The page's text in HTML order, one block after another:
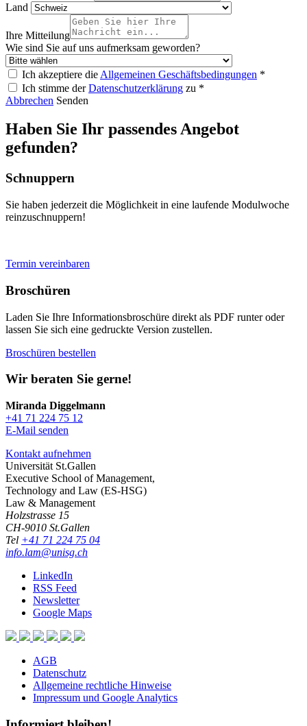
Land
Ihre Mitteilung
Wie sind Sie auf uns aufmerksam geworden?
Ich akzeptiere die Allgemeinen Geschäftsbedingungen *
Ich stimme derDatenschutzerklärung zu *
Abbrechen Senden
Haben Sie Ihr passendes Angebot
gefunden?
Schnuppern
Sie haben jederzeit die Möglichkeit in eine laufende Modulwoche
reinzuschnuppern!
Termin vereinbaren
Broschüren
Laden Sie Ihre Informationsbroschüre direkt als PDF runter oder
lassen Sie sich eine gedruckte Version zustellen.
Broschüren bestellen
Wir beraten Sie gerne!
Miranda Diggelmann
+41 71 224 75 12
E-Mail senden
Kontakt aufnehmen
Universität St.Gallen
Executive School of Management,
Technology and Law (ES-HSG)
Law & Management
Holzstrasse 15
CH-9010 St.Gallen
Tel +41 71 224 75 04
info.lam@unisg.ch
LinkedIn
RSS Feed
Newsletter
Google Maps
AGB
Datenschutz
Allgemeine rechtliche Hinweise
Impressum und Google Analytics